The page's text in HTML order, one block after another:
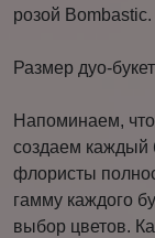
розой Bombastic.
Размер дуо-
Напоминаем,
создаем каждый
флористы
гамму каждого
выбор цветов.